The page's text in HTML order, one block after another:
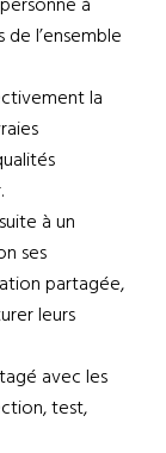
l’ensemble
la
à un
ses
partagée,
leurs
avec les
test,